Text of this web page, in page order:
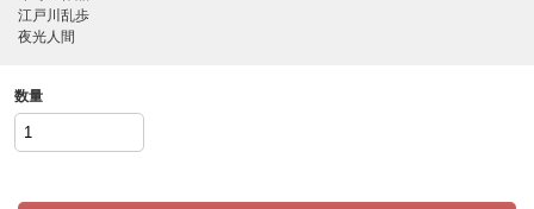
江戸川乱歩
夜光人間
数量